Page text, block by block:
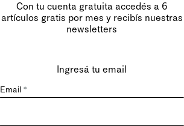
Con tu cuenta gratuita accedés a 6
artículos gratis por mes y recibís nuestras
newsletters
Ingresá tu email
Email *